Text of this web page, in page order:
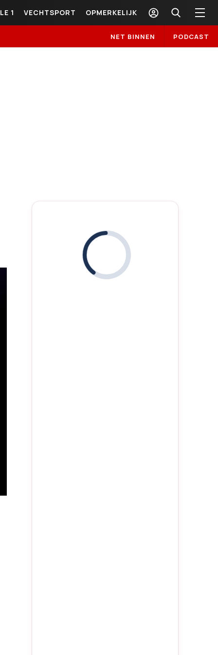
1 VECHTSPORT OPMERKELIJK
NET BINNEN PODCAST